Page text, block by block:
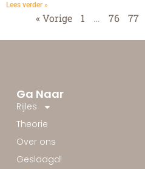
Lees verder »
« Vorige 1 … 76 77
Ga Naar
Rijles
Theorie
Over ons
Geslaagd!